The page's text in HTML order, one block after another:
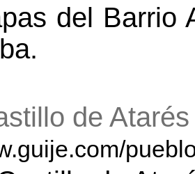
del Barrio
de Atarés